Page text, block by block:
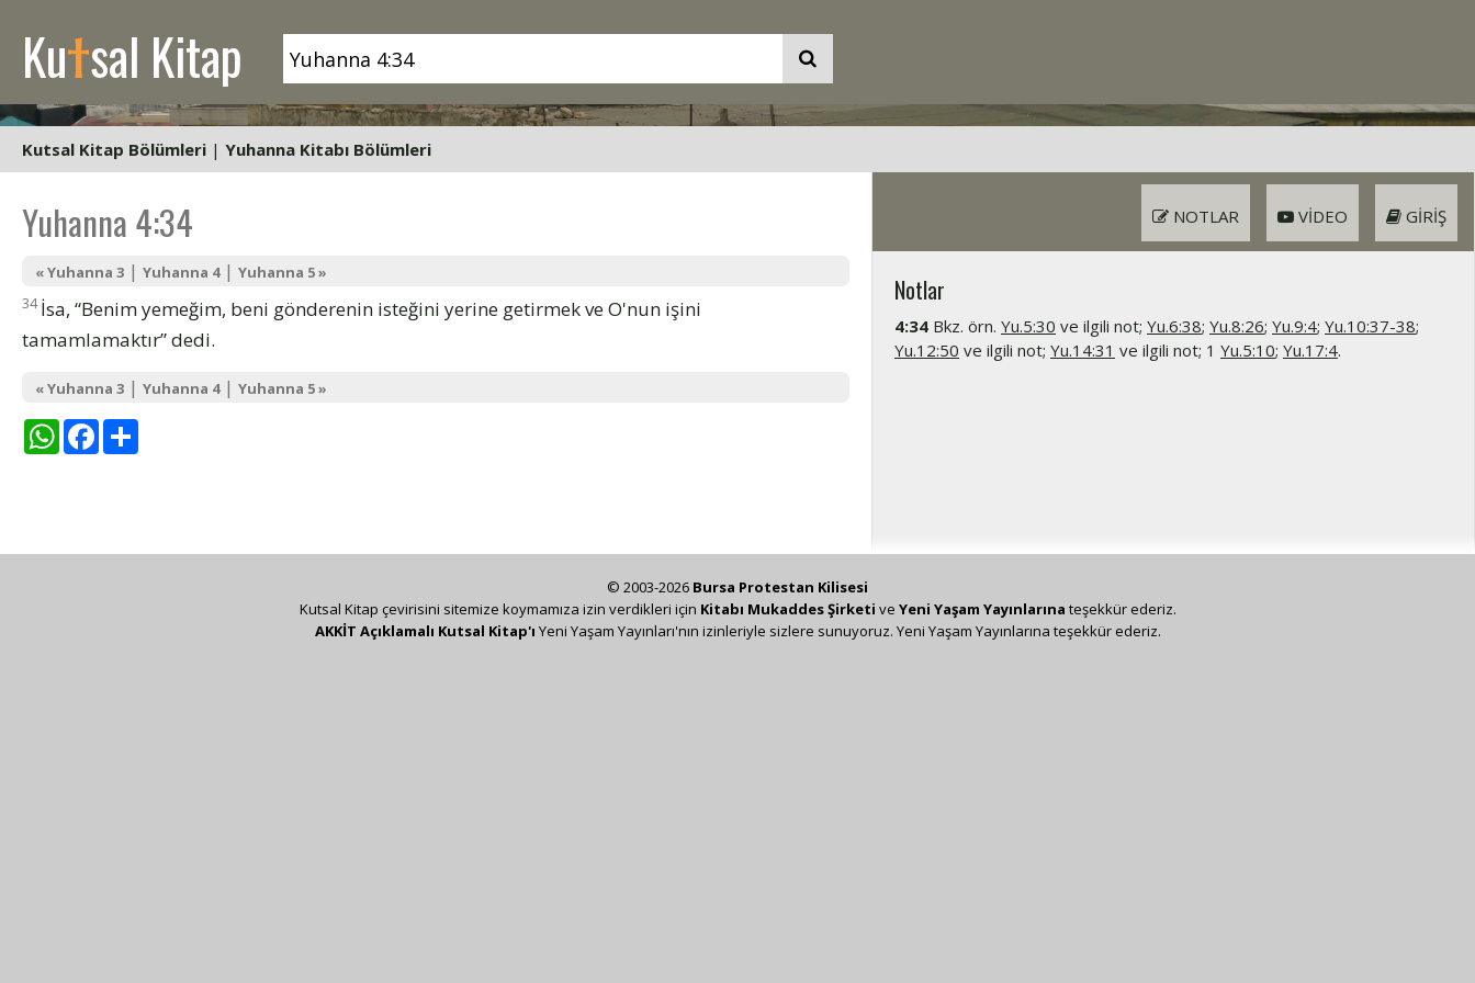
Kutsal Kitap
Kutsal Kitap Bölümleri | Yuhanna Kitabı Bölümleri
Yuhanna 4:34
« Yuhanna 3 | Yuhanna 4| Yuhanna 5 »
34 İsa, “Benim yemeğim, beni gönderenin isteğini yerine getirmek ve O'nun işini
tamamlamaktır” dedi.
« Yuhanna 3 | Yuhanna 4| Yuhanna 5 »
WhatsAppFacebook
GIRIŞ
VIDEO
NOTLAR
Notlar
4:34 Bkz. örn. Yu.5:30 ve ilgili not; Yu.6:38; Yu.8:26; Yu.9:4; Yu.10:37-38;
Yu.12:50 ve ilgili not; Yu.14:31 ve ilgili not; 1 Yu.5:10; Yu.17:4.
© 2003-2026 Bursa Protestan Kilisesi
Kutsal Kitap çevirisini sitemize koymamıza izin verdikleri için Kitabı Mukaddes Şirketi ve Yeni Yaşam Yayınlarına teşekkür ederiz.
AKKİT Açıklamalı Kutsal Kitap'ı Yeni Yaşam Yayınları'nın izinleriyle sizlere sunuyoruz. Yeni Yaşam Yayınlarına teşekkür ederiz.